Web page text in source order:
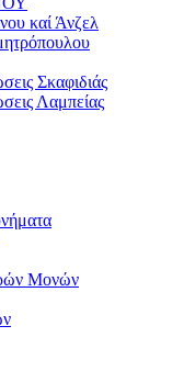
καί Άνζελ
Σκαφιδιάς
Λαμπείας
Μονών